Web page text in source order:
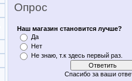
Опрос
Наш магазин становится лучше?
Да
Нет
Не знаю, т.к здесь первый раз.
Спасибо за ваши